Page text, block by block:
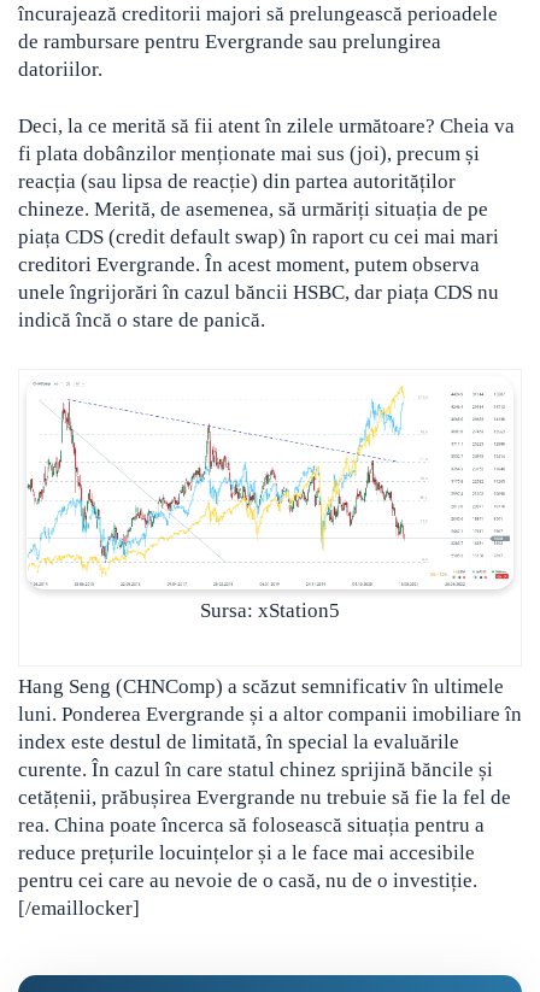
încurajează creditorii majori să prelungească perioadele
de rambursare pentru Evergrande sau prelungirea
datoriilor.
Deci, la ce merită să fii atent în zilele următoare? Cheia va
fi plata dobânzilor menționate mai sus (joi), precum și
reacția (sau lipsa de reacție) din partea autorităților
chineze. Merită, de asemenea, să urmăriți situația de pe
piața CDS (credit default swap) în raport cu cei mai mari
creditori Evergrande. În acest moment, putem observa
unele îngrijorări în cazul băncii HSBC, dar piața CDS nu
indică încă o stare de panică.
Sursa: xStation5
Hang Seng (CHNComp) a scăzut semnificativ în ultimele
luni. Ponderea Evergrande și a altor companii imobiliare în
index este destul de limitată, în special la evaluările
curente. În cazul în care statul chinez sprijină băncile și
cetățenii, prăbușirea Evergrande nu trebuie să fie la fel de
rea. China poate încerca să folosească situația pentru a
reduce prețurile locuințelor și a le face mai accesibile
pentru cei care au nevoie de o casă, nu de o investiție.
[/emaillocker]